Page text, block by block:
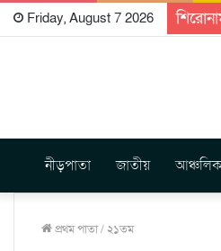
Friday, August 7 2026
নীড়পাতা জাতীয়
প্রথম পাতা/ ২১তম